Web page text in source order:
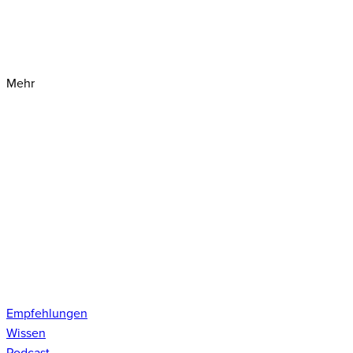
Mehr
Empfehlungen
Wissen